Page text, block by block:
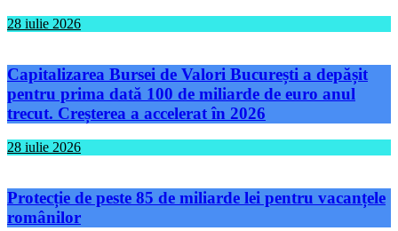
28 iulie 2026
Capitalizarea Bursei de Valori București a depășit
pentru prima dată 100 de miliarde de euro anul
trecut. Creșterea a accelerat în 2026
28 iulie 2026
Protecție de peste 85 de miliarde lei pentru vacanțele
românilor